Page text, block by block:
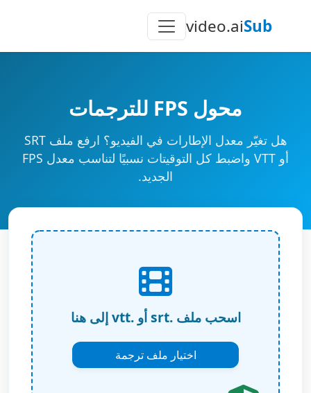
Sub
video.ai
محول FPS للترجمات
هل تغيّر معدل الإطارات في الفيديو؟ ارفع ملف SRT
أو VTT واضبط كل التوقيتات نسبيًا لتناسب معدل FPS
الجديد.
اسحب ملف .srt أو .vtt إلى هنا
اختيار ملف ترجمة